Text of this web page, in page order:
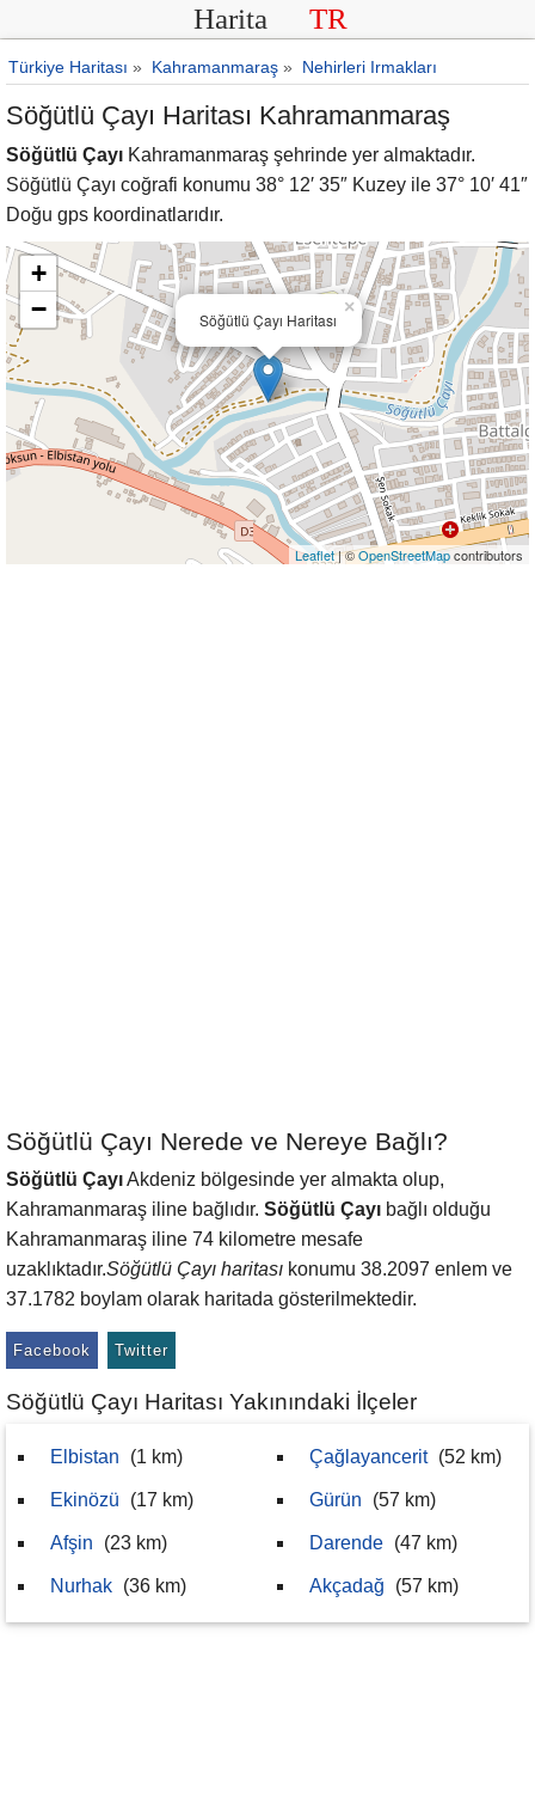
Harita TR
Türkiye Haritası » Kahramanmaraş » Nehirleri Irmakları
Söğütlü Çayı Haritası Kahramanmaraş
Söğütlü Çayı Kahramanmaraş şehrinde yer almaktadır.
Söğütlü Çayı coğrafi konumu 38° 12′ 35″ Kuzey ile 37° 10′ 41″
Doğu gps koordinatlarıdır.
Söğütlü Çayı Haritası
×
+
−
Leaflet| ©OpenStreetMapcontributors
Söğütlü Çayı Nerede ve Nereye Bağlı?
Söğütlü ÇayıAkdeniz bölgesinde yer almakta olup,
Kahramanmaraş iline bağlıdır. Söğütlü Çayı bağlı olduğu
Kahramanmaraş iline 74 kilometre mesafe
uzaklıktadır.Söğütlü Çayı haritası konumu 38.2097 enlem ve
37.1782 boylam olarak haritada gösterilmektedir.
Facebook Twitter
Söğütlü Çayı Haritası Yakınındaki İlçeler
Elbistan (1 km)
Ekinözü (17 km)
Afşin (23 km)
Nurhak (36 km)
Çağlayancerit (52 km)
Gürün (57 km)
Darende (47 km)
Akçadağ (57 km)